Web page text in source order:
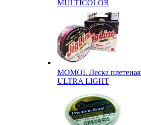
MULTICOLOR
MOMOI. Леска
ULTRA LIGHT